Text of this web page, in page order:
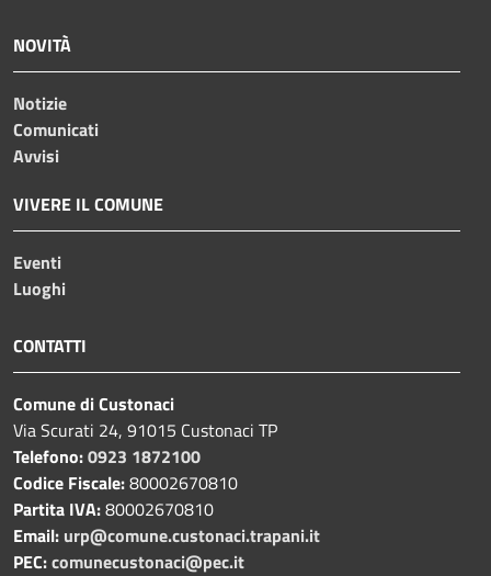
NOVITÀ
Notizie
Comunicati
Avvisi
VIVERE IL COMUNE
Eventi
Luoghi
CONTATTI
Comune di Custonaci
Via Scurati 24, 91015 Custonaci TP
Telefono:0923 1872100
Codice Fiscale:80002670810
Partita IVA:80002670810
Email: urp@comune.custonaci.trapani.it
PEC:comunecustonaci@pec.it